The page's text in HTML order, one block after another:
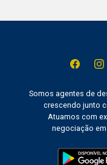
Somos agentes de
crescendo junto
Atuamos com
negociação